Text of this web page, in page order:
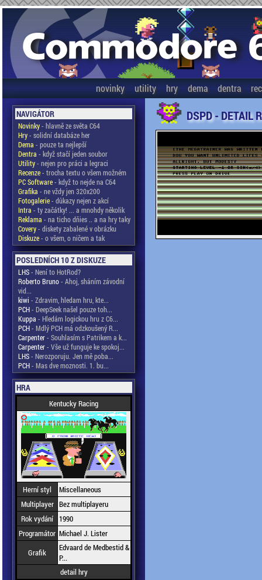
novinky utility hry dema dentra
NAVIGÁTOR
Novinky- hlavně ze světa C64
Hry- solidní databáze her
Dema - pouze ta nejlepší
Dentra - když stačí jeden soubor
Utility- nejen pro práci a legraci
Recenze- trocha textu o všem možném
PC Software- když to nejde na C64
Grafika - ne vždy jen 320x200
Fotogalerie- důkazy nejen z akcí
Intra - ty začátky! ... a mnohdy několik
Reklama - na ticho dňies .. a na hry taky
Covery- diskety zabalené v obrázku
Diskuze- o všem, o ničem a tak
POSLEDNÍCH 10 Z DISKUZE
LHS- Není to HotRod?
Roberto Bruno- Ahoj, sháním závodní
vid...
kiwi - Zdravim, hledam hru, kte...
PCH- DeepSeek našel pouze toh...
Kuppa - Hledám logickou hru z C6...
PCH- Mdlý PCH má odzkoušený R...
Carpenter- Souhlasím s Patrikem a k...
Carpenter- Vše už funguje ke spokoj...
LHS- Nerozporuju. Jen mě poba...
PCH- Mas dve moznosti. 1. bu...
HRA
Kentucky Racing
Herní styl
Miscellaneous
Multiplayer Bez multiplayeru
Rok vydání
1990
Programátor Michael J. Lister
Grafik
Edvaard de Medbestid &
P...
detail hry
DSPD - DETAIL